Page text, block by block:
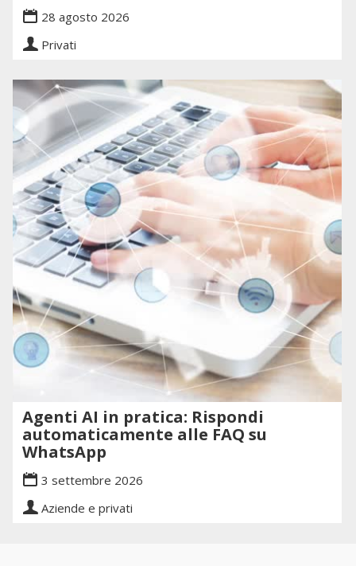
28 agosto 2026
Privati
Agenti AI in pratica: Rispondi
automaticamente alle FAQ su
WhatsApp
3 settembre 2026
Aziende e privati